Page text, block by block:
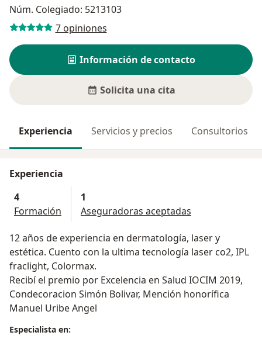
Núm. Colegiado: 5213103
7 opiniones
Información de contacto
Solicita una cita
Experiencia Servicios y precios Consultorios
Experiencia
4
Formación
1
Aseguradoras aceptadas
12 años de experiencia en dermatología, laser y
estética. Cuento con la ultima tecnología laser co2, IPL
fraclight, Colormax.
Recibí el premio por Excelencia en Salud IOCIM 2019,
Condecoracion Simón Bolivar, Mención honorífica
Manuel Uribe Angel
Especialista en: